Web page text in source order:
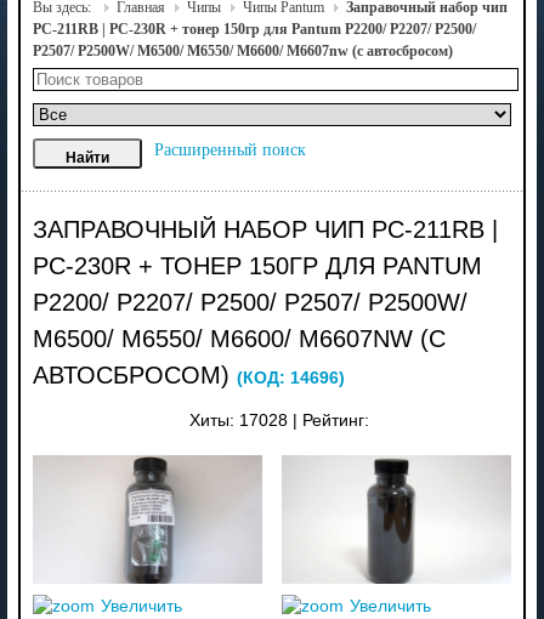
Вы здесь: Главная Чипы Чипы Pantum
Заправочный набор чип
PC-211RB | PC-230R + тонер 150гр для Pantum P2200/ P2207/ P2500/
P2507/ P2500W/ M6500/ M6550/ M6600/ M6607nw (с автосбросом)
Расширенный поиск
ЗАПРАВОЧНЫЙ НАБОР ЧИП PC-211RB |
PC-230R + ТОНЕР 150ГР ДЛЯ PANTUM
P2200/ P2207/ P2500/ P2507/ P2500W/
M6500/ M6550/ M6600/ M6607NW (С
АВТОСБРОСОМ) (КОД: 14696)
Хиты: 17028 Рейтинг:
Увеличить
Увеличить